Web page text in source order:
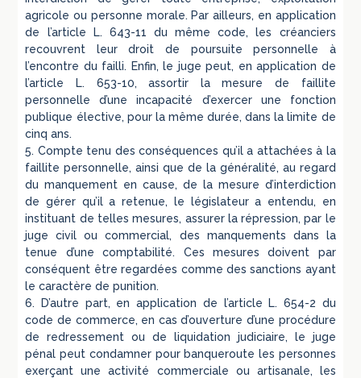
agricole ou personne morale. Par ailleurs, en application
de l’article L. 643-11 du même code, les créanciers
recouvrent leur droit de poursuite personnelle à
l’encontre du failli. Enfin, le juge peut, en application de
l’article L. 653-10, assortir la mesure de faillite
personnelle d’une incapacité d’exercer une fonction
publique élective, pour la même durée, dans la limite de
cinq ans.
5. Compte tenu des conséquences qu’il a attachées à la
faillite personnelle, ainsi que de la généralité, au regard
du manquement en cause, de la mesure d’interdiction
de gérer qu’il a retenue, le législateur a entendu, en
instituant de telles mesures, assurer la répression, par le
juge civil ou commercial, des manquements dans la
tenue d’une comptabilité. Ces mesures doivent par
conséquent être regardées comme des sanctions ayant
le caractère de punition.
6. D’autre part, en application de l’article L. 654-2 du
code de commerce, en cas d’ouverture d’une procédure
de redressement ou de liquidation judiciaire, le juge
pénal peut condamner pour banqueroute les personnes
exerçant une activité commerciale ou artisanale, les